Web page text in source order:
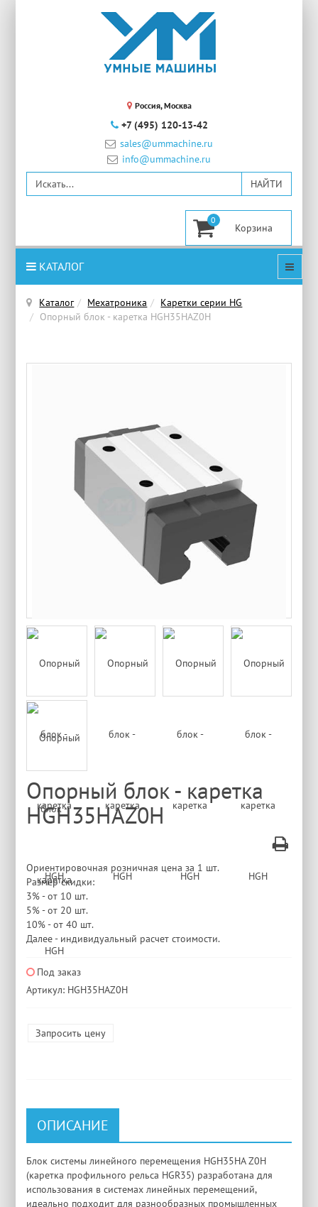
Россия, Москва
+7 (495) 120-13-42
sales@ummachine.ru
info@ummachine.ru
0
КАТАЛОГ
Каталог Мехатроника
Каретки серии HG
Опорный блок - каретка HGH35HAZ0H
Опорный блок - каретка
HGH35HAZ0H
Ориентировочная розничная цена за 1 шт.
Размер скидки:
3% - от 10 шт.
5% - от 20 шт.
10% - от 40 шт.
Далее - индивидуальный расчет стоимости.
Под заказ
Артикул: HGH35HAZ0H
Запросить цену
ОПИСАНИЕ
Блок системы линейного перемещения HGH35HA Z0H
(каретка профильного рельса HGR35) разработана для
использования в системах линейных перемещений,
идеально подходит для разнообразных промышленных